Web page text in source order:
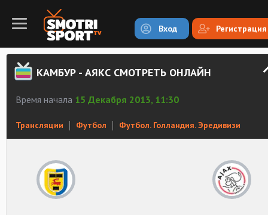
Вход Регистрация
КАМБУР - АЯКС СМОТРЕТЬ ОНЛАЙН
Время начала 15 Декабря 2013, 11:30
Трансляции Футбол Футбол. Голландия. Эредивизи